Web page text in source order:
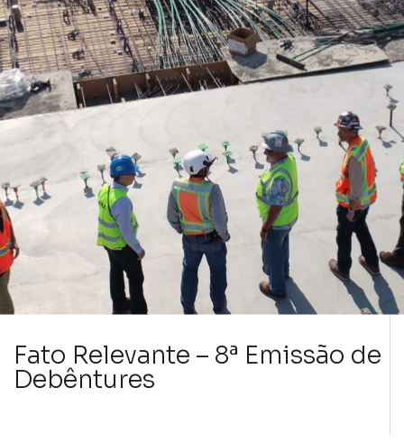
Fato Relevante – 8ª Emissão de
Debêntures